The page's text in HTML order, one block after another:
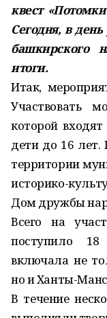
квест
Сегодня, в
башкирского
итоги.
Итак,
Участвовать
которой
дети до 16 лет.
территории
историко-
Дом дружбы
Всего на
поступило 18
включала не
но и Ханты-
В течение